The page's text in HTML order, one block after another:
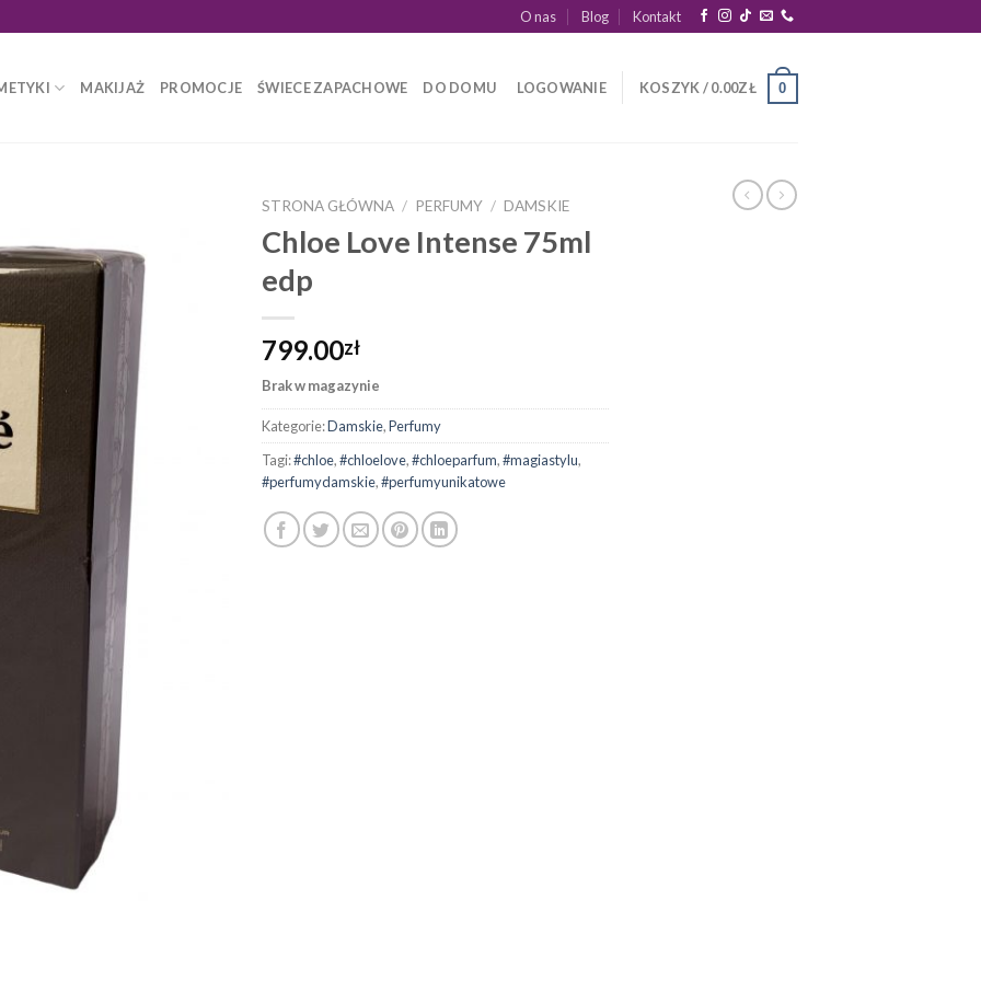
O nas Blog Kontakt
MAKIJAŻ PROMOCJE ŚWIECE ZAPACHOWE DO DOMU LOGOWANIE KOSZYK /0.00ZŁ 0
STRONA GŁÓWNA / PERFUMY / DAMSKIE
Chloe Love Intense 75ml
edp
799.00zł
Brak w magazynie
Kategorie:Damskie,Perfumy
Tagi:#chloe,#chloelove,#chloeparfum,#magiastylu,
#perfumydamskie,#perfumyunikatowe